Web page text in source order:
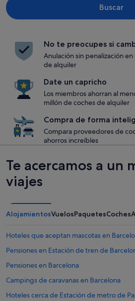
Buscar
No te preocupes si
Anulación sin penalización
de alquiler
Date un capricho
Los miembros ahorran al
millón de coches de alquiler
Compra de forma
Compara proveedores de
ahorros increíbles
Te acercamos a un
viajes
AlojamientosVuelosPaquetesCoches
Hoteles que aceptan mascotas en
Pensiones en Estación de tren de
Pensiones en Barcelona
Campings de caravanas en Barcelona
Hoteles cerca de Estación de metro de